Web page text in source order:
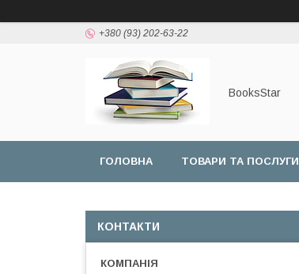
+380 (93) 202-63-22
BooksStar
ГОЛОВНА ТОВАРИ ТА ПОСЛУГИ
КОНТАКТИ